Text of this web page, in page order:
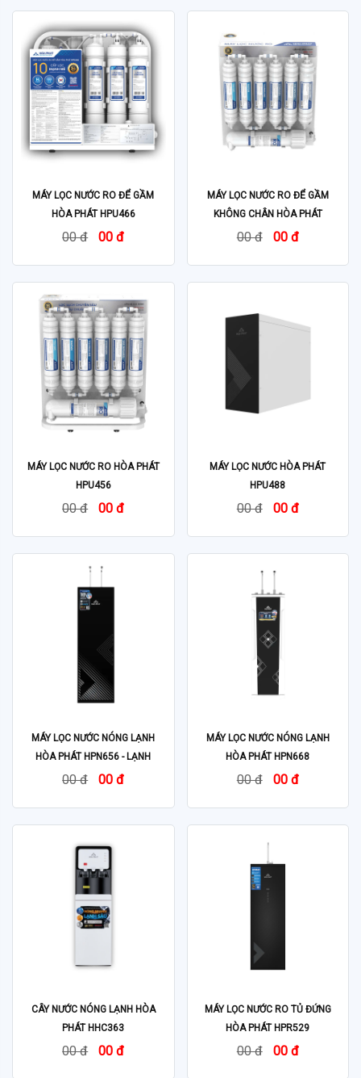
MÁY LỌC NƯỚC RO ĐỂ GẦM
HÒA PHÁT HPU466
00 đ 00 đ
MÁY LỌC NƯỚC RO ĐỂ GẦM
KHÔNG CHÂN HÒA PHÁT
HWU3A1022
00 đ 00 đ
MÁY LỌC NƯỚC RO HÒA PHÁT
HPU456
00 đ 00 đ
MÁY LỌC NƯỚC HÒA PHÁT
HPU488
00 đ 00 đ
MÁY LỌC NƯỚC NÓNG LẠNH
HÒA PHÁT HPN656 - LẠNH
BLOCK
00 đ 00 đ
MÁY LỌC NƯỚC NÓNG LẠNH
HÒA PHÁT HPN668
00 đ 00 đ
CÂY NƯỚC NÓNG LẠNH HÒA
PHÁT HHC363
00 đ 00 đ
MÁY LỌC NƯỚC RO TỦ ĐỨNG
HÒA PHÁT HPR529
00 đ 00 đ